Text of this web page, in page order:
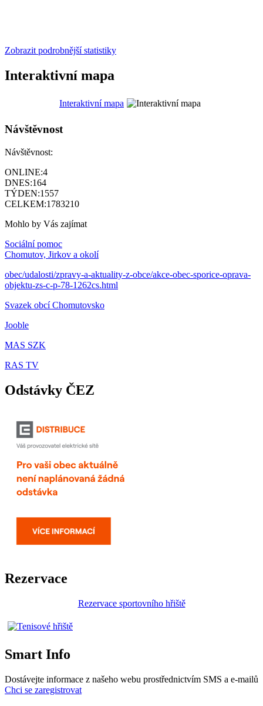
Zobrazit podrobnější statistiky
Interaktivní mapa
Interaktivní mapa
Návštěvnost
Návštěvnost:
ONLINE:4
DNES:164
TÝDEN:1557
CELKEM:1783210
Mohlo by Vás zajímat
Sociální pomoc
Chomutov, Jirkov a okolí
obec/udalosti/zpravy-a-aktuality-z-obce/akce-obec-sporice-oprava-
objektu-zs-c-p-78-1262cs.html
Svazek obcí Chomutovsko
Jooble
MAS SZK
RAS TV
Odstávky ČEZ
Rezervace
Rezervace sportovního hřiště
Smart Info
Dostávejte informace z našeho webu prostřednictvím SMS a e-mailů
Chci se zaregistrovat